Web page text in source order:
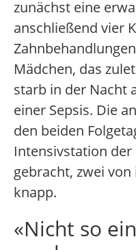
zunächst eine
anschließend vier
Mädchen, das
starb in der Nacht
einer Sepsis. Die
den beiden
Intensivstation
gebracht, zwei
knapp.
«Nicht so